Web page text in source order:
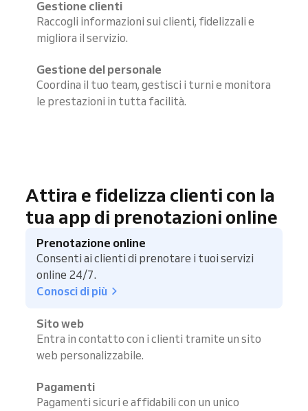
Gestione clienti
Raccogli informazioni sui clienti, fidelizzali e
migliora il servizio.
Gestione del personale
Coordina il tuo team, gestisci i turni e monitora
le prestazioni in tutta facilità.
Attira e fidelizza clienti con la
tua app di prenotazioni online
Prenotazione online
Consenti ai clienti di prenotare i tuoi servizi
online 24/7.
Conosci di più
Sito web
Entra in contatto con i clienti tramite un sito
web personalizzabile.
Pagamenti
Pagamenti sicuri e affidabili con un unico